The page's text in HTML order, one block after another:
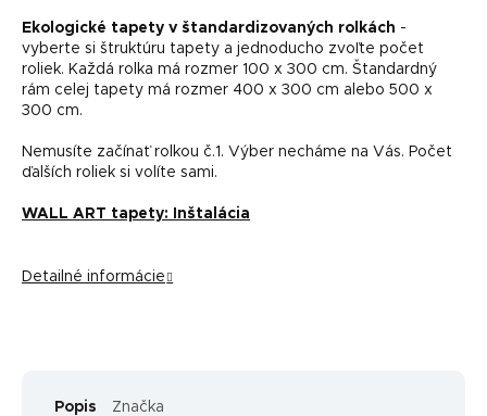
Ekologické tapety v štandardizovaných rolkách -
vyberte si štruktúru tapety a jednoducho zvoľte počet
roliek. Každá rolka má rozmer 100 x 300 cm. Štandardný
rám celej tapety má rozmer 400 x 300 cm alebo 500 x
300 cm.
Nemusíte začínať rolkou č.1. Výber necháme na Vás. Počet
ďalších roliek si volíte sami.
WALL ART tapety: Inštalácia
Detailné informácie
Popis Značka